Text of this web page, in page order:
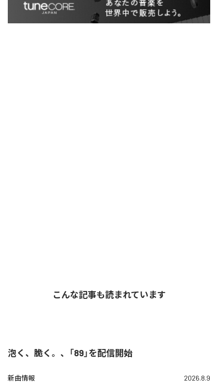
こんな記事も読まれています
泡く、脆く。、「89」を配信開始
新曲情報 2026.8.9